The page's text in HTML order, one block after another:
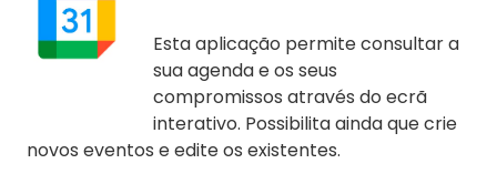
Esta aplicação permite consultar a
sua agenda e os seus
compromissos através do ecrã
interativo. Possibilita ainda que crie
novos eventos e edite os existentes.